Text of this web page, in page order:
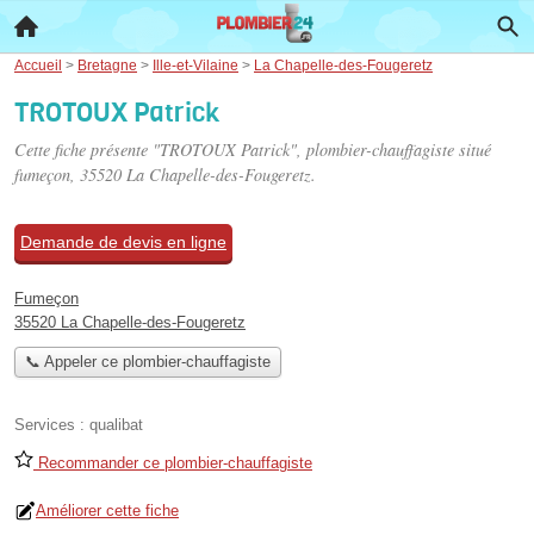
Accueil > Bretagne > Ille-et-Vilaine > La Chapelle-des-Fougeretz
TROTOUX Patrick
Cette fiche présente "TROTOUX Patrick", plombier-chauffagiste situé
fumeçon, 35520 La Chapelle-des-Fougeretz.
Demande de devis en ligne
Fumeçon
35520 La Chapelle-des-Fougeretz
📞 Appeler ce plombier-chauffagiste
Services : qualibat
Recommander ce plombier-chauffagiste
Améliorer cette fiche